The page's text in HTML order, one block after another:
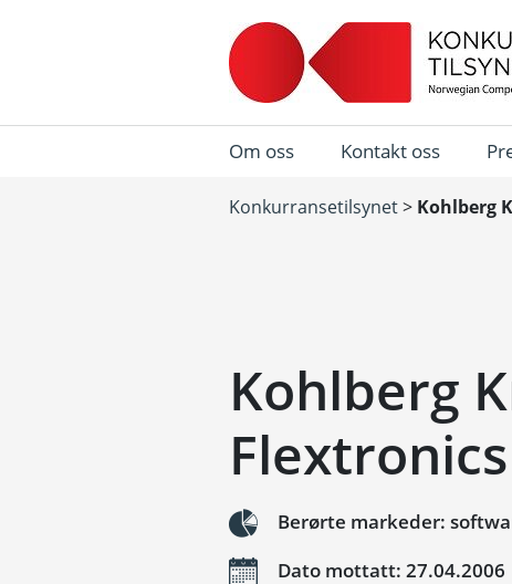
Om oss Kontakt oss
Konkurransetilsynet> Kohlberg
Kohlberg
Berørte markeder:
Dato mottatt: 27.04.2006